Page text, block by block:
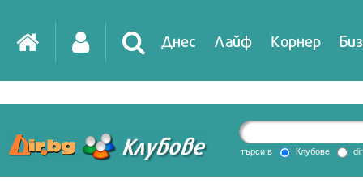
Днес Лайф Корнер
DirTV Impressio
търси в Клубове